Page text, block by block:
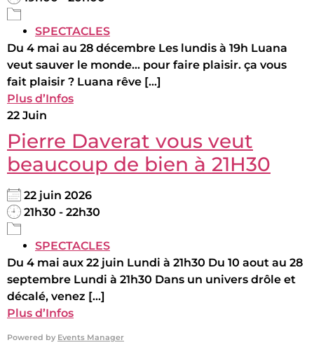
SPECTACLES
Du 4 mai au 28 décembre Les lundis à 19h Luana
veut sauver le monde... pour faire plaisir. ça vous
fait plaisir ? Luana rêve [...]
Plus d’Infos
22 Juin
Pierre Daverat vous veut
beaucoup de bien à 21H30
22 juin 2026
21h30 - 22h30
SPECTACLES
Du 4 mai aux 22 juin Lundi à 21h30 Du 10 aout au 28
septembre Lundi à 21h30 Dans un univers drôle et
décalé, venez [...]
Plus d’Infos
Powered by Events Manager